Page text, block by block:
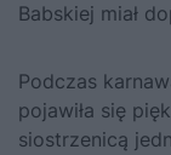
Babskiej miał
Podczas
pojawiła się
siostrzenicą